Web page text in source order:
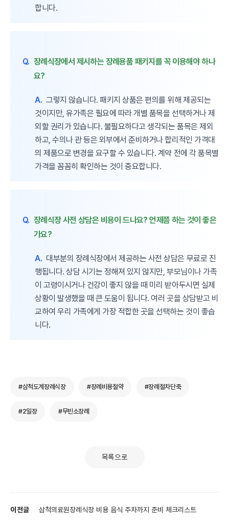
합니다.
Q. 장례식장에서 제시하는 장례용품 패키지를 꼭 이용해야 하나
요?
A. 그렇지 않습니다. 패키지 상품은 편의를 위해 제공되는
것이지만, 유가족은 필요에 따라 개별 품목을 선택하거나 제
외할 권리가 있습니다. 불필요하다고 생각되는 품목은 제외
하고, 수의나 관 등은 외부에서 준비하거나 합리적인 가격대
의 제품으로 변경을 요구할 수 있습니다. 계약 전에 각 품목별
가격을 꼼꼼히 확인하는 것이 중요합니다.
Q. 장례식장 사전 상담은 비용이 드나요? 언제쯤 하는 것이 좋은
가요?
A. 대부분의 장례식장에서 제공하는 사전 상담은 무료로 진
행됩니다. 상담 시기는 정해져 있지 않지만, 부모님이나 가족
이 고령이시거나 건강이 좋지 않을 때 미리 받아두시면 실제
상황이 발생했을 때 큰 도움이 됩니다. 여러 곳을 상담받고 비
교하여 우리 가족에게 가장 적합한 곳을 선택하는 것이 좋습
니다.
#삼척도계장례식장 #장례비용절약 #장례절차단축
#2일장 #무빈소장례
목록으로
이전글 삼척의료원장례식장 비용 음식 주차까지 준비 체크리스트